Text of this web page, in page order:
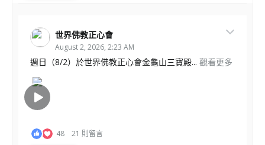
世界佛教正心會
August 2, 2026, 2:23 AM
週日（8/2）於世界佛教正心會金龜山三寶殿... 觀看更多
48 21 則留言